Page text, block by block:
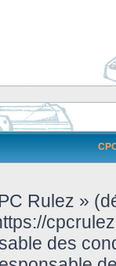
Rulez »
des